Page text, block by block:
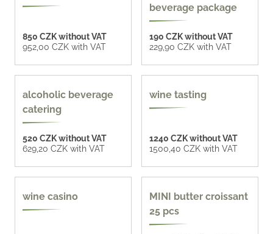
850 CZK without VAT
952,00 CZK with VAT
beverage package
190 CZK without VAT
229,90 CZK with VAT
more options
alcoholic beverage
catering
520 CZK without VAT
629,20 CZK with VAT
more options
wine tasting
1240 CZK without VAT
1500,40 CZK with VAT
wine casino
MINI butter croissant
25 pcs